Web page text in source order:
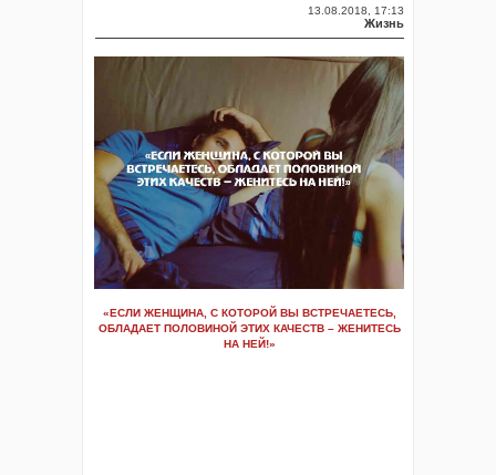
13.08.2018, 17:13
Жизнь
«ЕСЛИ ЖЕНЩИНА, С КОТОРОЙ ВЫ ВСТРЕЧАЕТЕСЬ,
ОБЛАДАЕТ ПОЛОВИНОЙ ЭТИХ КАЧЕСТВ – ЖЕНИТЕСЬ
НА НЕЙ!»